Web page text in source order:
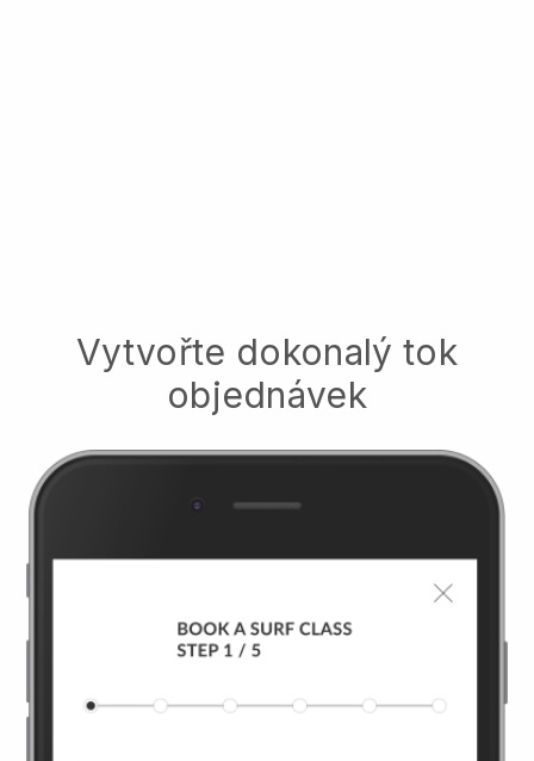
Vytvořte dokonalý tok
objednávek